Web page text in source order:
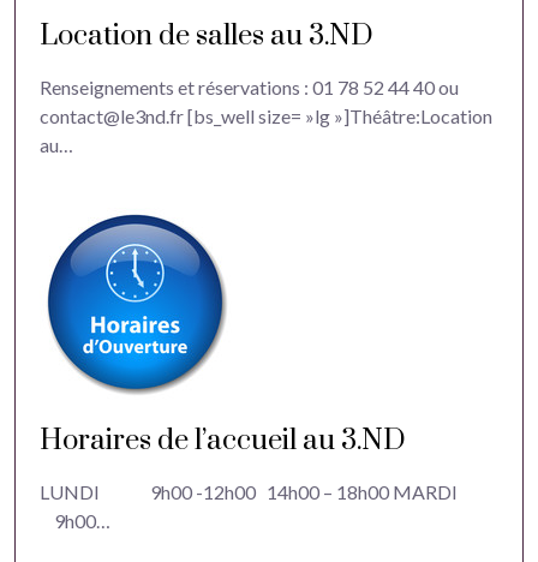
Location de salles au 3.ND
Renseignements et réservations : 01 78 52 44 40 ou
contact@le3nd.fr [bs_well size= »lg »]Théâtre:Location
au…
Horaires de l’accueil au 3.ND
LUNDI 9h00 -12h00 14h00 – 18h00 MARDI
9h00…